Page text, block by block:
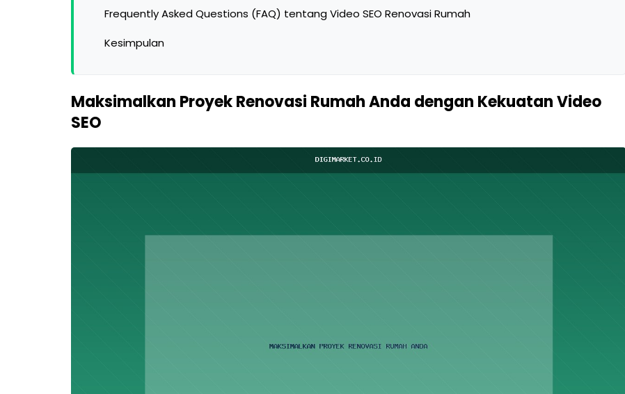
Frequently Asked Questions (FAQ) tentang Video SEO Renovasi Rumah
Kesimpulan
Maksimalkan Proyek Renovasi Rumah Anda dengan Kekuatan Video
SEO